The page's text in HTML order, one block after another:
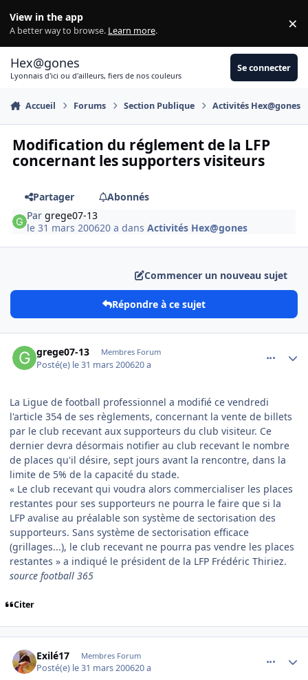
View in the app
A better way to browse. Learn more. ×
Hex@gones
Lyonnais d'ici ou d'ailleurs, fiers de nos couleurs
Se connecter
Accueil Forums Section Publique Activités Hex@gones
Modification du réglement de la LFP
concernant les supporters visiteurs
Partager
Abonnés
Pargrege07-13
le 31 mars 200620 a dansActivités Hex@gones
Commencer un nouveau sujet
Répondre à ce sujet
grege07-13 Membres Forum
Posté(e) le 31 mars 200620 a
La Ligue de football professionnel a modifié ce vendredi
l'article 354 de ses règlements, concernant la vente de billets
par le club recevant aux supporteurs du club visiteur. Ce
dernier devra désormais notifier au club recevant le nombre
de places qu'il désire, sept jours avant la rencontre, dans la
limite de 5% de la capacité du stade.
« Le club recevant qui voudra alors commercialiser les places
restantes pour ses supporteurs ne pourra le faire que si la
LFP avalise au préalable son système de sectorisation des
supporteurs. Sans système de sectorisation efficace
(grillages...), le club recevant ne pourra pas vendre les places
restantes » a indiqué le président de la LFP Frédéric Thiriez.
source football 365
Citer
Exilé17 Membres Forum
Posté(e) le 31 mars 200620 a